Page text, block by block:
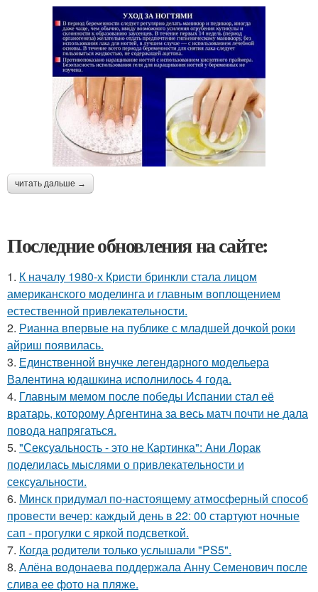
читать дальше →
Последние обновления на сайте:
1. К началу 1980-х Кристи бринкли стала лицом
американского моделинга и главным воплощением
естественной привлекательности.
2. Рианна впервые на публике с младшей дочкой роки
айриш появилась.
3. Единственной внучке легендарного модельера
Валентина юдашкина исполнилось 4 года.
4. Главным мемом после победы Испании стал её
вратарь, которому Аргентина за весь матч почти не дала
повода напрягаться.
5. "Сексуальность - это не Картинка": Ани Лорак
поделилась мыслями о привлекательности и
сексуальности.
6. Минск придумал по-настоящему атмосферный способ
провести вечер: каждый день в 22: 00 стартуют ночные
сап - прогулки с яркой подсветкой.
7. Когда родители только услышали "PS5".
8. Алёна водонаева поддержала Анну Семенович после
слива ее фото на пляже.